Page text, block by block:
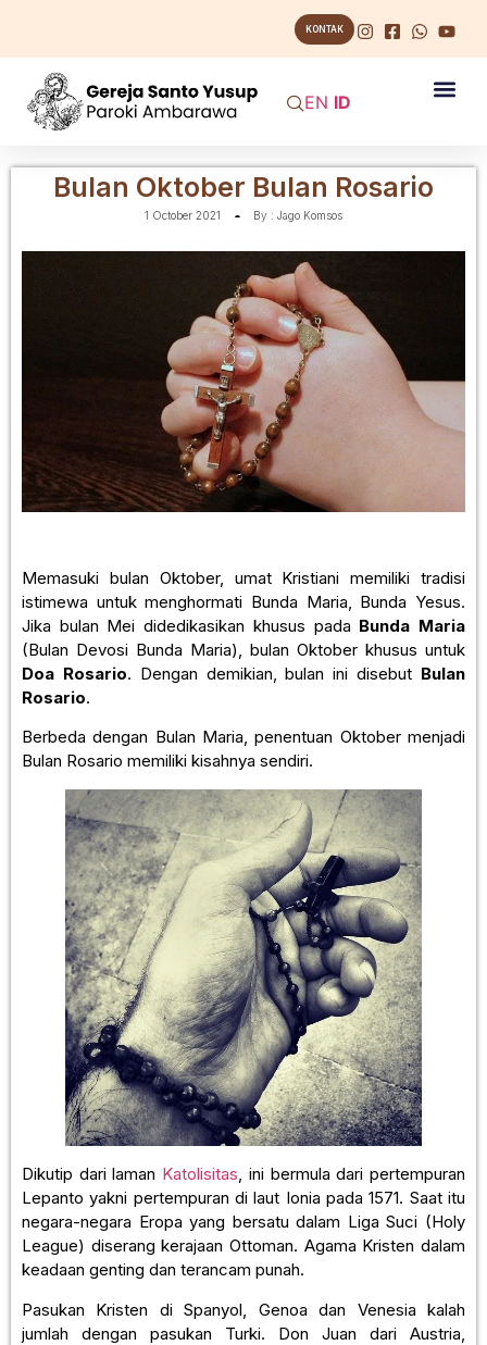
KONTAK
EN ID
Bulan Oktober Bulan Rosario
1 October 2021 By : Jago Komsos
Memasuki bulan Oktober, umat Kristiani memiliki tradisi
istimewa untuk menghormati Bunda Maria, Bunda Yesus.
Jika bulan Mei didedikasikan khusus pada Bunda Maria
(Bulan Devosi Bunda Maria), bulan Oktober khusus untuk
Doa Rosario. Dengan demikian, bulan ini disebut Bulan
Rosario.
Berbeda dengan Bulan Maria, penentuan Oktober menjadi
Bulan Rosario memiliki kisahnya sendiri.
Dikutip dari laman Katolisitas, ini bermula dari pertempuran
Lepanto yakni pertempuran di laut Ionia pada 1571. Saat itu
negara-negara Eropa yang bersatu dalam Liga Suci (Holy
League) diserang kerajaan Ottoman. Agama Kristen dalam
keadaan genting dan terancam punah.
Pasukan Kristen di Spanyol, Genoa dan Venesia kalah
jumlah dengan pasukan Turki. Don Juan dari Austria,